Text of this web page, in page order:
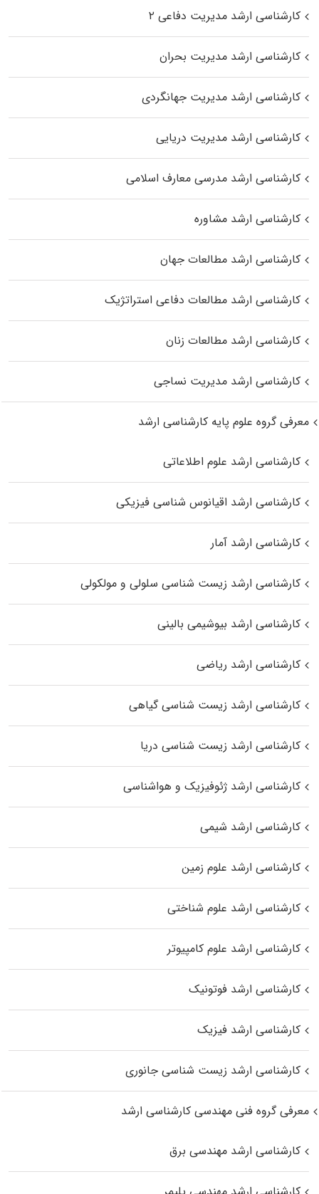
کارشناسی ارشد مدیریت دفاعی ۲
کارشناسی ارشد مدیریت بحران
کارشناسی ارشد مدیریت جهانگردی
کارشناسی ارشد مدیریت دریایی
کارشناسی ارشد مدرسی معارف اسلامی
کارشناسی ارشد مشاوره
کارشناسی ارشد مطالعات جهان
کارشناسی ارشد مطالعات دفاعی استراتژیک
کارشناسی ارشد مطالعات زنان
کارشناسی ارشد مدیریت نساجی
معرفی گروه علوم پایه کارشناسی ارشد
کارشناسی ارشد علوم اطلاعاتی
کارشناسی ارشد اقیانوس‌ شناسی فیزیکی
کارشناسی ارشد آمار
کارشناسی ارشد زیست شناسی سلولی و مولکولی
کارشناسی ارشد بیوشیمی بالینی
کارشناسی ارشد ریاضی
کارشناسی ارشد زیست‌ شناسی گیاهی
کارشناسی ارشد زیست‌ شناسی دریا
کارشناسی ارشد ژئوفیزیک و هواشناسی
کارشناسی ارشد شیمی
کارشناسی ارشد علوم زمین
کارشناسی ارشد علوم شناختی
کارشناسی ارشد علوم کامپیوتر
کارشناسی ارشد فوتونیک
کارشناسی ارشد فیزیک
کارشناسی ارشد زیست‌ شناسی جانوری
معرفی گروه فنی مهندسی کارشناسی ارشد
کارشناسی ارشد مهندسی برق